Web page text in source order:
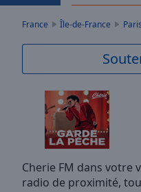
Skip
Current
Duration-:-
TypeLIVE
Seek to
France Île-de-France Paris
Cherie FM dans votre
radio de proximité,